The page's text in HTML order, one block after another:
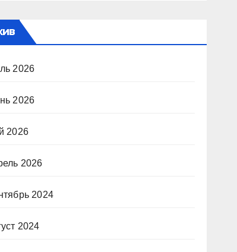
2026
2026
2026
2026
2024
2024